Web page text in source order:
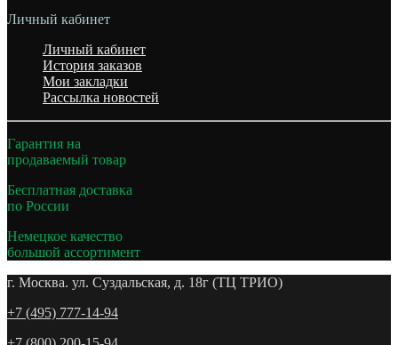
Личный кабинет
Личный кабинет
История заказов
Мои закладки
Рассылка новостей
Гарантия на
продаваемый товар
Бесплатная доставка
по России
Немецкое качество
большой ассортимент
г. Москва. ул. Суздальская, д. 18г (ТЦ ТРИО)
+7 (495) 777-14-94